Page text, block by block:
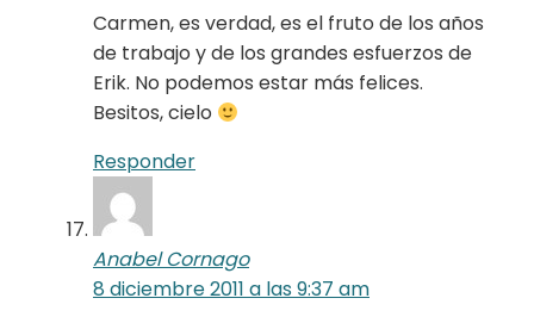
Carmen, es verdad, es el fruto de los años
de trabajo y de los grandes esfuerzos de
Erik. No podemos estar más felices.
Besitos, cielo
Responder
Anabel Cornago
8 diciembre 2011 a las 9:37 am